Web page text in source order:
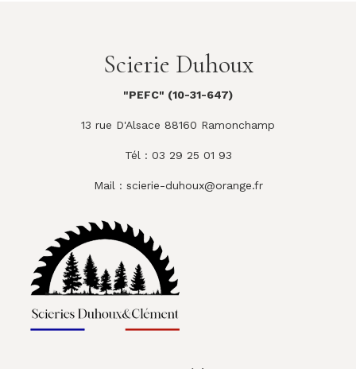
Scierie Duhoux
"PEFC" (10-31-647)
13 rue D'Alsace 88160 Ramonchamp
Tél : 03 29 25 01 93
Mail : scierie-duhoux@orange.fr